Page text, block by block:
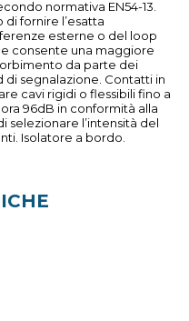
normativa EN54-13.
fornire l’esatta
esterne o del loop
consente una maggiore
da parte dei
segnalazione. Contatti in
cavi rigidi o flessibili fino a
96dB in conformità alla
selezionare l’intensità del
Isolatore a bordo.